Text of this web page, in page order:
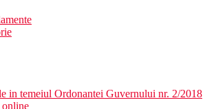
separat
la SPA pentru persoanele cu varsta peste
papuci
cu capsule
in temeiul Ordonantei Guvernului nr. 2/2018
online